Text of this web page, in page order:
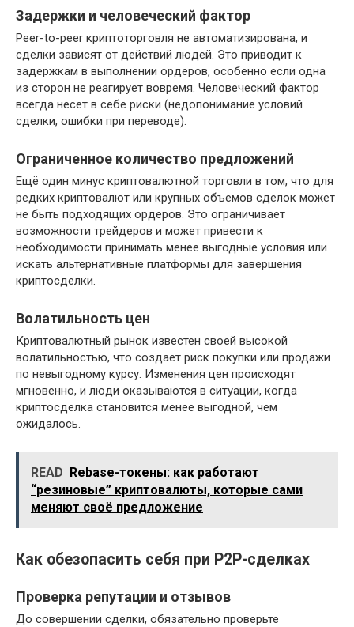
Задержки и человеческий фактор
Peer-to-peer криптоторговля не автоматизирована, и
сделки зависят от действий людей. Это приводит к
задержкам в выполнении ордеров, особенно если одна
из сторон не реагирует вовремя. Человеческий фактор
всегда несет в себе риски (недопонимание условий
сделки, ошибки при переводе).
Ограниченное количество предложений
Ещё один минус криптовалютной торговли в том, что для
редких криптовалют или крупных объемов сделок может
не быть подходящих ордеров. Это ограничивает
возможности трейдеров и может привести к
необходимости принимать менее выгодные условия или
искать альтернативные платформы для завершения
криптосделки.
Волатильность цен
Криптовалютный рынок известен своей высокой
волатильностью, что создает риск покупки или продажи
по невыгодному курсу. Изменения цен происходят
мгновенно, и люди оказываются в ситуации, когда
криптосделка становится менее выгодной, чем
ожидалось.
READ Rebase-токены: как работают
“резиновые” криптовалюты, которые сами
меняют своё предложение
Как обезопасить себя при P2P-сделках
Проверка репутации и отзывов
До совершении сделки, обязательно проверьте